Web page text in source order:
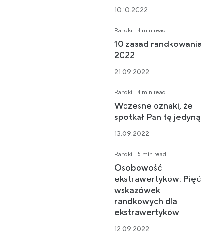
10.10.2022
Randki · 4 min read
10 zasad randkowania
2022
21.09.2022
Randki · 4 min read
Wczesne oznaki, że
spotkał Pan tę jedyną
13.09.2022
Randki · 5 min read
Osobowość
ekstrawertyków: Pięć
wskazówek
randkowych dla
ekstrawertyków
12.09.2022